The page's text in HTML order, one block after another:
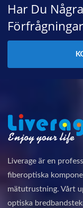
Har Du
Liverage är en
fiberoptiska
mätutrustning. Vårt
optiska